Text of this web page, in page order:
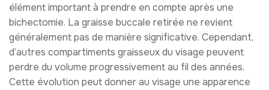
élément important à prendre en compte après une
bichectomie. La graisse buccale retirée ne revient
généralement pas de manière significative. Cependant,
d’autres compartiments graisseux du visage peuvent
perdre du volume progressivement au fil des années.
Cette évolution peut donner au visage une apparence